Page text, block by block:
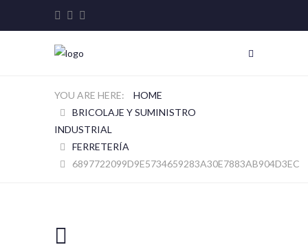
HOME
BRICOLAJE Y SUMINISTRO
INDUSTRIAL
FERRETERÍA
6897722099D9E5734659283A30E7883AB904D3EC